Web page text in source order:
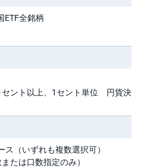
ETF全銘柄
ント以上、1セント単位 円貨決
（いずれも複数選択可）
たは口数指定のみ）